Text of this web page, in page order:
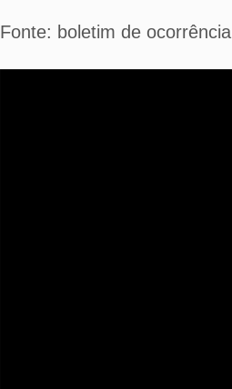
Fonte: boletim de ocorrência